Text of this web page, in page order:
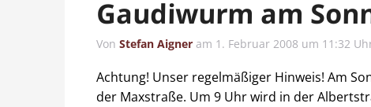
Gaudiwurm am
Von Stefan Aigner am 1. Februar 2008 um 11:32
Achtung! Unser regelmäßiger Hinweis! Am
der Maxstraße. Um 9 Uhr wird in der